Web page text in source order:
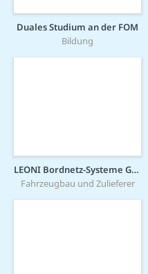
Duales Studium an der FOM
Bildung
LEONI Bordnetz-Systeme GmbH
Fahrzeugbau und Zulieferer